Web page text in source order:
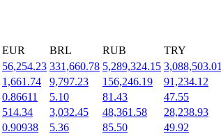
EUR BRL RUB
TRY
56,254.23 331,660.78 5,289,324.15 3,088,503.01
1,661.74 9,797.23 156,246.19
91,234.12
0.86611 5.10 81.43
47.55
514.34 3,032.45 48,361.58
28,238.93
0.90938 5.36 85.50
49.92